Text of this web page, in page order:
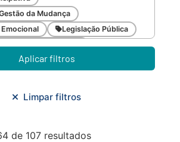
da Mudança
Legislação Pública
e Sustentabilidade
Ágeis
Orçamento e Finanças
Urbano/Mobilidade
Aplicar filtros
Limpar filtros
de 107 resultados